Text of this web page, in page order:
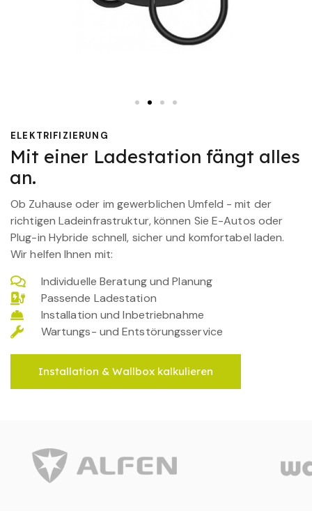
ELEKTRIFIZIERUNG
Mit einer Ladestation fängt alles
an.
Ob Zuhause oder im gewerblichen Umfeld - mit der
richtigen Ladeinfrastruktur, können Sie E-Autos oder
Plug-in Hybride schnell, sicher und komfortabel laden.
Wir helfen Ihnen mit:
Individuelle Beratung und Planung
Passende Ladestation
Installation und Inbetriebnahme
Wartungs- und Entstörungsservice
Installation & Wallbox kalkulieren